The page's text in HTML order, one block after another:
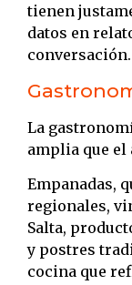
tienen
datos en
conversación.
La
amplia que el
Empanadas,
regionales,
Salta,
y postres
cocina que